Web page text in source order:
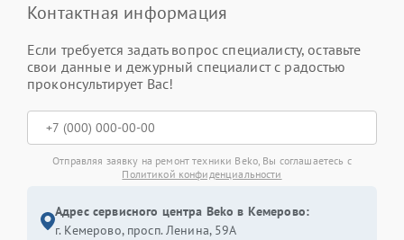
Контактная информация
Если требуется задать вопрос специалисту, оставьте
свои данные и дежурный специалист с радостью
проконсультирует Вас!
Отправляя заявку на ремонт техники Beko, Вы соглашаетесь с
Политикой конфиденциальности
Адрес сервисного центра Beko в Кемерово:
г. Кемерово, просп. Ленина, 59А